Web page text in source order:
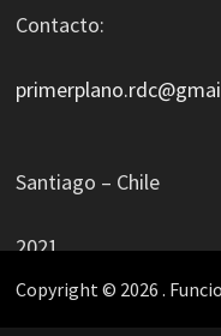
Contacto:
Santiago – Chile
2021
Copyright © 2026 .